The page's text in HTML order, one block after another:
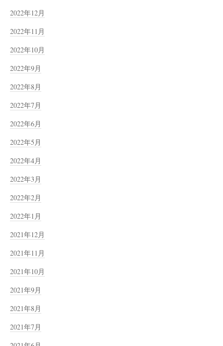
2022年12月
2022年11月
2022年10月
2022年9月
2022年8月
2022年7月
2022年6月
2022年5月
2022年4月
2022年3月
2022年2月
2022年1月
2021年12月
2021年11月
2021年10月
2021年9月
2021年8月
2021年7月